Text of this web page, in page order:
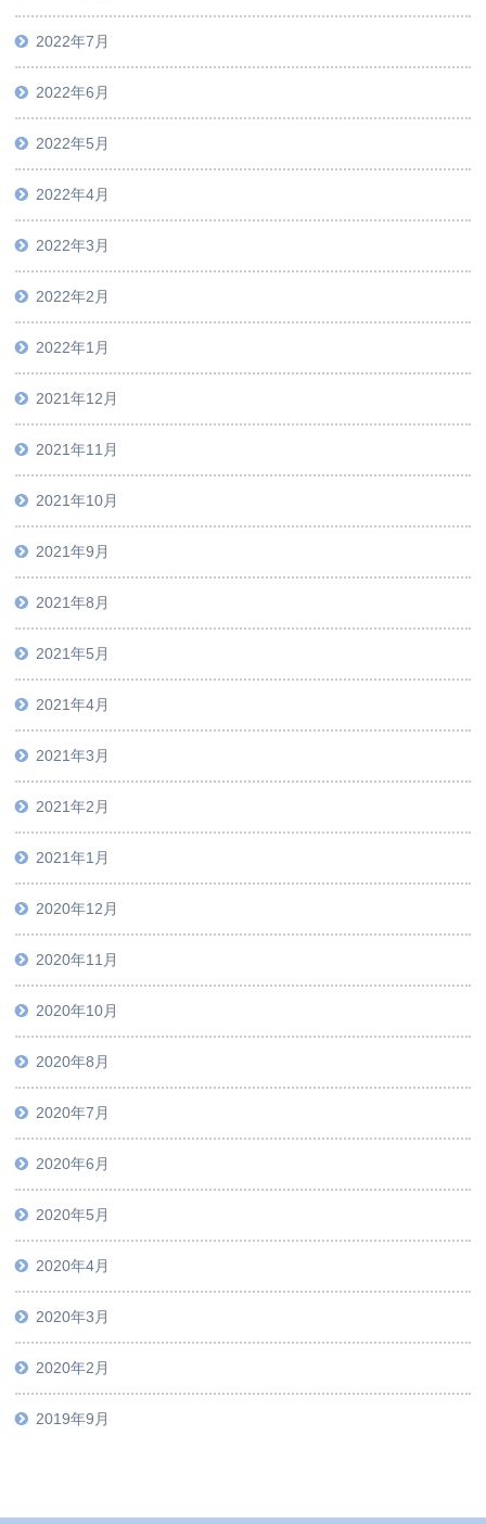
2022年7月
2022年6月
2022年5月
2022年4月
2022年3月
2022年2月
2022年1月
2021年12月
2021年11月
2021年10月
2021年9月
2021年8月
2021年5月
2021年4月
2021年3月
2021年2月
2021年1月
2020年12月
2020年11月
2020年10月
2020年8月
2020年7月
2020年6月
2020年5月
2020年4月
2020年3月
2020年2月
2019年9月